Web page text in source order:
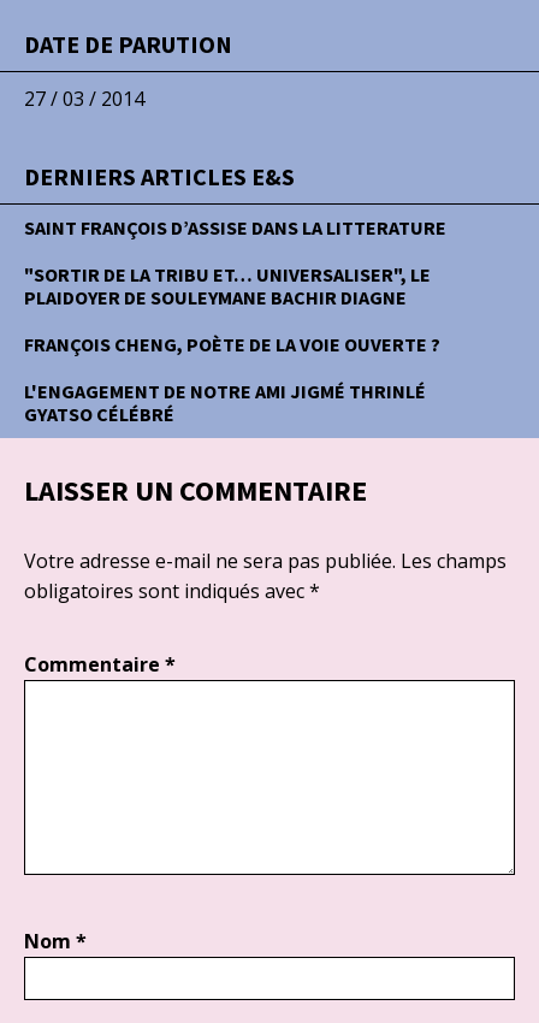
DATE DE PARUTION
27 / 03 / 2014
DERNIERS ARTICLES E&S
SAINT FRANÇOIS D’ASSISE DANS LA LITTERATURE
"SORTIR DE LA TRIBU ET… UNIVERSALISER", LE
PLAIDOYER DE SOULEYMANE BACHIR DIAGNE
FRANÇOIS CHENG, POÈTE DE LA VOIE OUVERTE ?
L'ENGAGEMENT DE NOTRE AMI JIGMÉ THRINLÉ
GYATSO CÉLÉBRÉ
LAISSER UN COMMENTAIRE
Votre adresse e-mail ne sera pas publiée. Les champs
obligatoires sont indiqués avec*
Commentaire *
Nom *